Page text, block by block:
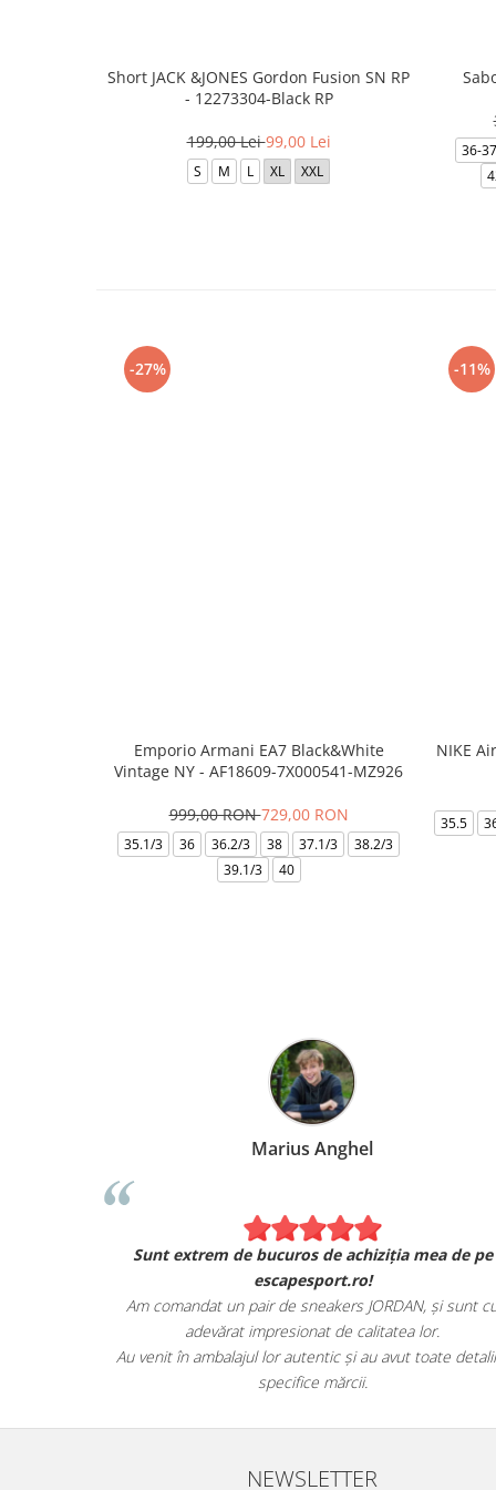
Short JACK &JONES Gordon Fusion SN RP
- 12273304-Black RP
199,00 Lei99,00 Lei
S M L XL XXL
36-37
-27%
Emporio Armani EA7 Black&White
Vintage NY - AF18609-7X000541-MZ926
999,00 RON729,00 RON
35.1/3 36 36.2/3 38 37.1/3
38.2/3
39.1/3
40
-11%
NIKE
35.5
Marius Anghel
Sunt extrem de bucuros de achiziția mea de pe
escapesport.ro!
Am comandat un pair de sneakers JORDAN, și sunt
adevărat impresionat de calitatea lor.
Au venit în ambalajul lor autentic și au avut toate
specifice mărcii.
NEWSLETTER